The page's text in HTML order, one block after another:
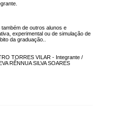
de outros alunos e
experimental ou de simulação de
da graduação..
TORRES VILAR - Integrante /
RÊNNUA SILVA SOARES